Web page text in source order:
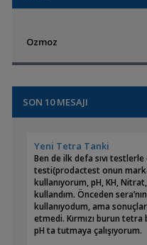
Ozmoz
SON 10 MESAJI
Yeni Tetra Tanki
Ben de ilk defa sıvı
testi(prodactest onun
kullanıyorum, pH, KH,
kullandım. Önceden
kullanıyodum, ama
etmedi. Kırmızı burun
pH ta tutmaya çalışıyorum.